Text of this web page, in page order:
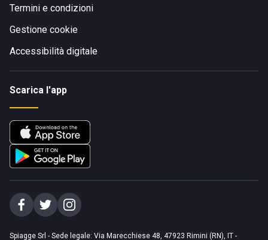
Termini e condizioni
Gestione cookie
Accessibilità digitale
Scarica l'app
Spiagge Srl - Sede legale: Via Marecchiese 48, 47923 Rimini (RN), IT -